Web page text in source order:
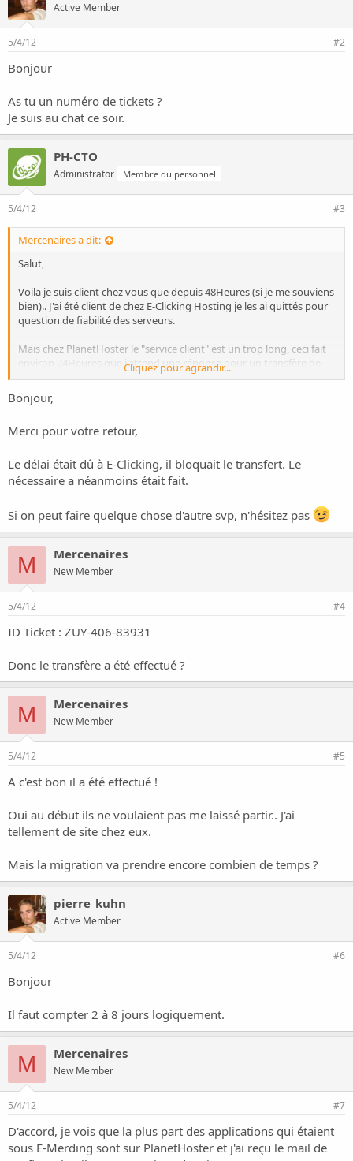
Active Member
5/4/12 #2
Bonjour
As tu un numéro de tickets ?
Je suis au chat ce soir.
PH-CTO
Administrator Membre du personnel
5/4/12 #3
Mercenaires a dit:
Salut,
Voila je suis client chez vous que depuis 48Heures (si je me souviens
bien).. J'ai été client de chez E-Clicking Hosting je les ai quittés pour
question de fiabilité des serveurs.
Mais chez PlanetHoster le "service client" est un trop long, ceci fait
environ 24Heures que j'attend une réponse pour un transfère de
mon site (multicore.fr -- Base de Données, Fichiers..)
Pourtant j'ai ouvert un "ticket" en "Critique" car pendant ce temps
les serveurs car j'ai aucune réponse.
PS : J'ai pas le temps de le faire moi même (Brevet Blanc), aussi
quelle est la limite d'envoie des fichiers chez vous ? Car chez E-
Clicking c'est 100Mo est sur PlanetHoster ?
Cliquez pour agrandir...
Bonjour,
Merci pour votre retour,
Le délai était dû à E-Clicking, il bloquait le transfert. Le
nécessaire a néanmoins était fait.
Si on peut faire quelque chose d'autre svp, n'hésitez pas
M Mercenaires
New Member
5/4/12 #4
ID Ticket : ZUY-406-83931
Donc le transfère a été effectué ?
M Mercenaires
New Member
5/4/12 #5
A c'est bon il a été effectué !
Oui au début ils ne voulaient pas me laissé partir.. J'ai
tellement de site chez eux.
Mais la migration va prendre encore combien de temps ?
pierre_kuhn
Active Member
5/4/12 #6
Bonjour
Il faut compter 2 à 8 jours logiquement.
M Mercenaires
New Member
5/4/12 #7
D'accord, je vois que la plus part des applications qui étaient
sous E-Merding sont sur PlanetHoster et j'ai reçu le mail de